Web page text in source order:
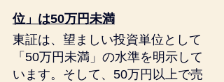
位」は50万円未満
東証は、望ましい投資単位として
「50万円未満」の水準を明示して
います。そして、50万円以上で売